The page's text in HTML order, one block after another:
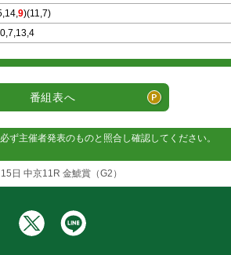
9)(11,7)
番組表へ
主催者発表のものと照合し確認してください。
日 中京11R 金鯱賞（G2）